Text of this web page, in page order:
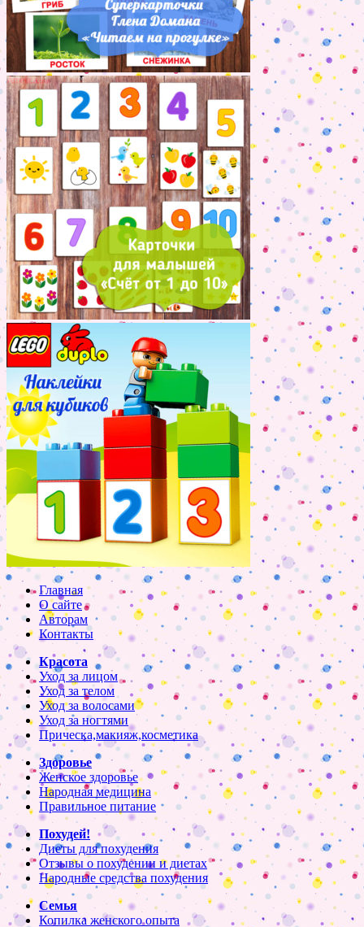
Главная
О сайте
Авторам
Контакты
Красота
Уход за лицом
Уход за телом
Уход за волосами
Уход за ногтями
Прическа,макияж,косметика
Здоровье
Женское здоровье
Народная медицина
Правильное питание
Похудей!
Диеты для похудения
Отзывы о похудении и диетах
Народные средства похудения
Семья
Копилка женского опыта